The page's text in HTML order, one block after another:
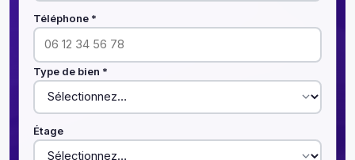
Téléphone *
Type de bien *
Étage